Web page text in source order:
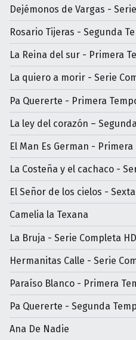
Dejémonos de Vargas -
Rosario Tijeras - Segunda
La Reina del sur - Primera
La quiero a morir - Serie
Pa Quererte - Primera
La ley del corazón –
El Man Es German -
La Costeña y el cachaco -
El Señor de los cielos -
Camelia la Texana
La Bruja - Serie Completa HD
Hermanitas Calle - Serie
Paraíso Blanco - Primera
Pa Quererte - Segunda
Ana De Nadie